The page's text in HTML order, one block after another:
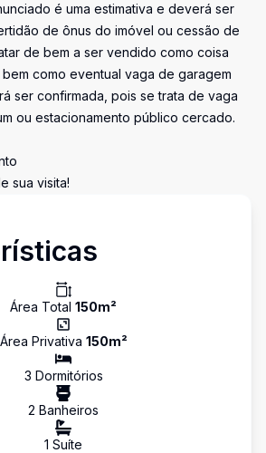
é uma estimativa e deverá ser
de ônus do imóvel ou cessão de
de bem a ser vendido como coisa
como eventual vaga de garagem
ser confirmada, pois se trata de vaga
ou estacionamento público cercado.
sua visita!
Área Total 150m²
Área Privativa 150m²
3 Dormitórios
2 Banheiros
1 Suíte